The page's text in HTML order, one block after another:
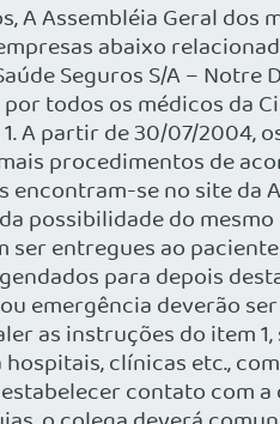
A Assembléia Geral
abaixo
Seguros S/A – Notre
todos os médicos da
A partir de 30/07/2004,
procedimentos de
encontram-se no site
possibilidade do
entregues ao
para depois
emergência deverão
as instruções do item
clínicas etc.,
contato com